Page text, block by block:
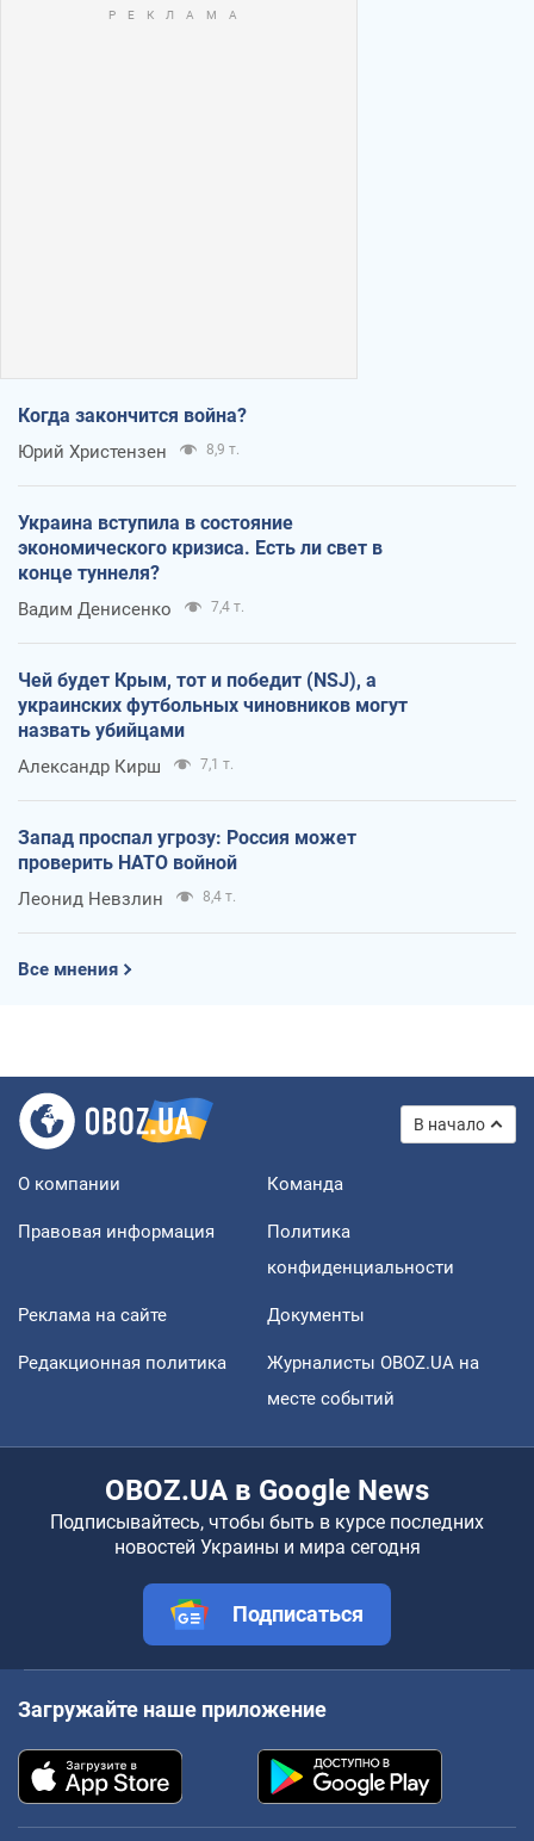
Когда закончится война?
Юрий Христензен 8,9 т.
Украина вступила в состояние
экономического кризиса. Есть ли свет в
конце туннеля?
Вадим Денисенко 7,4 т.
Чей будет Крым, тот и победит (NSJ), а
украинских футбольных чиновников могут
назвать убийцами
Александр Кирш 7,1 т.
Запад проспал угрозу: Россия может
проверить НАТО войной
Леонид Невзлин 8,4 т.
Все мнения
В начало
О компании Команда
Правовая информация
Политика
конфиденциальности
Реклама на сайте Документы
Редакционная политика
Журналисты OBOZ.UA на
месте событий
OBOZ.UA в Google News
Подписывайтесь, чтобы быть в курсе последних
новостей Украины и мира сегодня
Подписаться
Загружайте наше приложение